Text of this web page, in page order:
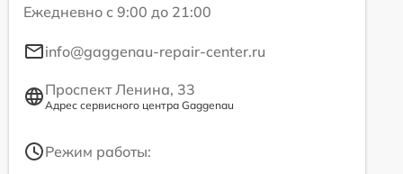
Ежедневно с 9:00 до 21:00
info@gaggenau-repair-center.ru
Проспект Ленина, 33
Адрес сервисного центра Gaggenau
Режим работы: